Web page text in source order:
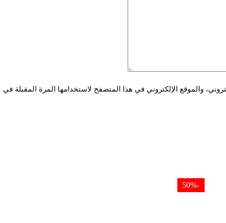
والموقع الإلكتروني في هذا المتصفح لاستخدامها المرة المقبلة في
-50%